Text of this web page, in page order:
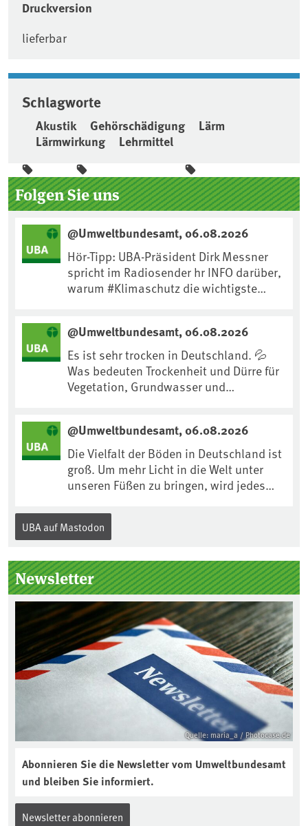
Druckversion
lieferbar
Schlagworte
Akustik Gehörschädigung
Lärm
Lärmwirkung
Lehrmittel
Seitenleiste
Folgen Sie uns
@Umweltbundesamt, 06.08.2026
Hör-Tipp: UBA-Präsident Dirk Messner
spricht im Radiosender hr INFO darüber,
warum #Klimaschutz die wichtigste
https://www.ardsounds.de/episode/urn
:ard:episode:0e7cf1c4b819c26d/
@Umweltbundesamt, 06.08.2026
Es ist sehr trocken in Deutschland. 💦
Was bedeuten Trockenheit und Dürre für
Vegetation, Grundwasser und
anpassen?🤔Antworten auf diese und
weitere Fragen auf unserer Webseite:
www.uba.de/trockenheit #Trockenheit
#Klimawandel
@Umweltbundesamt, 06.08.2026
Die Vielfalt der Böden in Deutschland ist
groß. Um mehr Licht in die Welt unter
unseren Füßen zu bringen, wird jedes
Internationalen Tag des Bodens, der
„Boden des Jahres“ vorgestellt. Das UBA
Kuratorium, wie wird der Boden des
Jahres ausgewählt und was passiert
eigentlich während eines solchen
Bodenjahres? Infos dazu gibt es im
aktuellen Podcast „Soilcast“. Jetzt
reinhören:
https://soilcast.de/interview/sc202-
interview-die-kuer-der-krume/
UBA auf Mastodon
Newsletter
Quelle: maria_a / Photocase.de
Abonnieren Sie die Newsletter vom Umweltbundesamt
und bleiben Sie informiert.
Newsletter abonnieren